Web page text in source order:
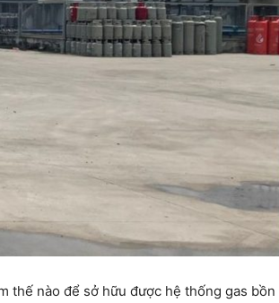
thế nào để sở hữu được hệ thống gas bồn